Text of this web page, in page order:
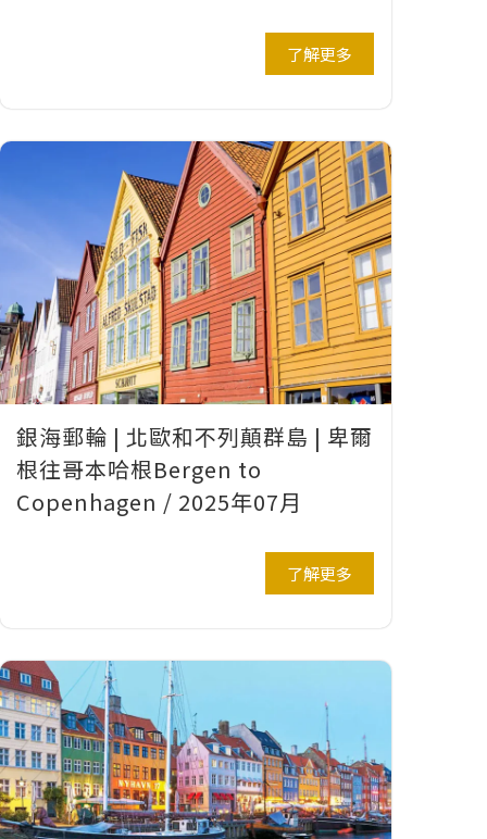
了解更多
銀海郵輪 | 北歐和不列顛群島 | 卑爾
根往哥本哈根Bergen to
Copenhagen / 2025年07月
了解更多